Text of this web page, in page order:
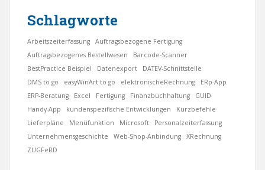
Schlagworte
Arbeitszeiterfassung
Auftragsbezogene Fertigung
Auftragsbezogenes Bestellwesen
Barcode-Scanner
BestPractice Beispiel
Datenexport
DATEV-Schnittstelle
DMS to go
easyWinArt to go elektronischeRechnung
ERp-App
ERP-Beratung
Excel Fertigung Finanzbuchhaltung
GUID
Handy-App
kundenspezifische Entwicklungen
Kurzbefehle
Lieferpläne
Menüfunktion Microsoft
Personalzeiterfassung
Unternehmensgeschichte
Web-Shop-Anbindung
XRechnung
ZUGFeRD